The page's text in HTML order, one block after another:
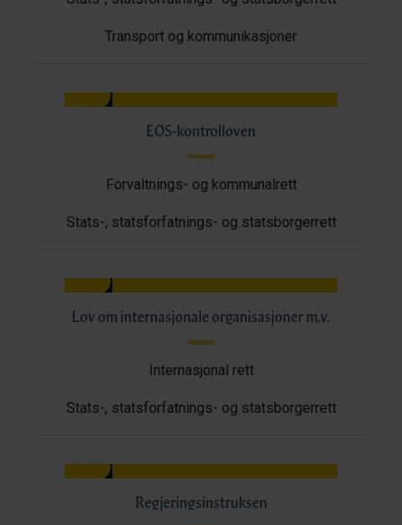
Transport og kommunikasjoner
EOS-kontrolloven
Forvaltnings- og kommunalrett
Stats-, statsforfatnings- og statsborgerrett
Lov om internasjonale organisasjoner m.v.
Internasjonal rett
Stats-, statsforfatnings- og statsborgerrett
Regjeringsinstruksen